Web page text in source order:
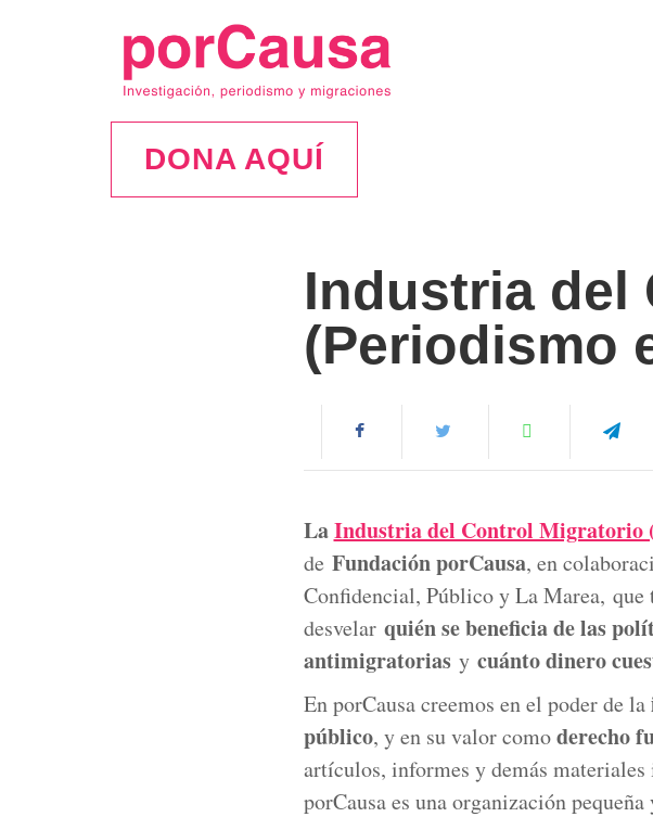
DONA AQUÍ
Industria del
(Periodismo
LaIndustria del Control Migratorio
de Fundación porCausa, en
Confidencial, Público y La Marea,
desvelar quién se beneficia de las
antimigratorias y cuánto dinero
En porCausa creemos en el poder de la
público, y en su valor comoderecho
artículos, informes y demás
porCausa es una organización